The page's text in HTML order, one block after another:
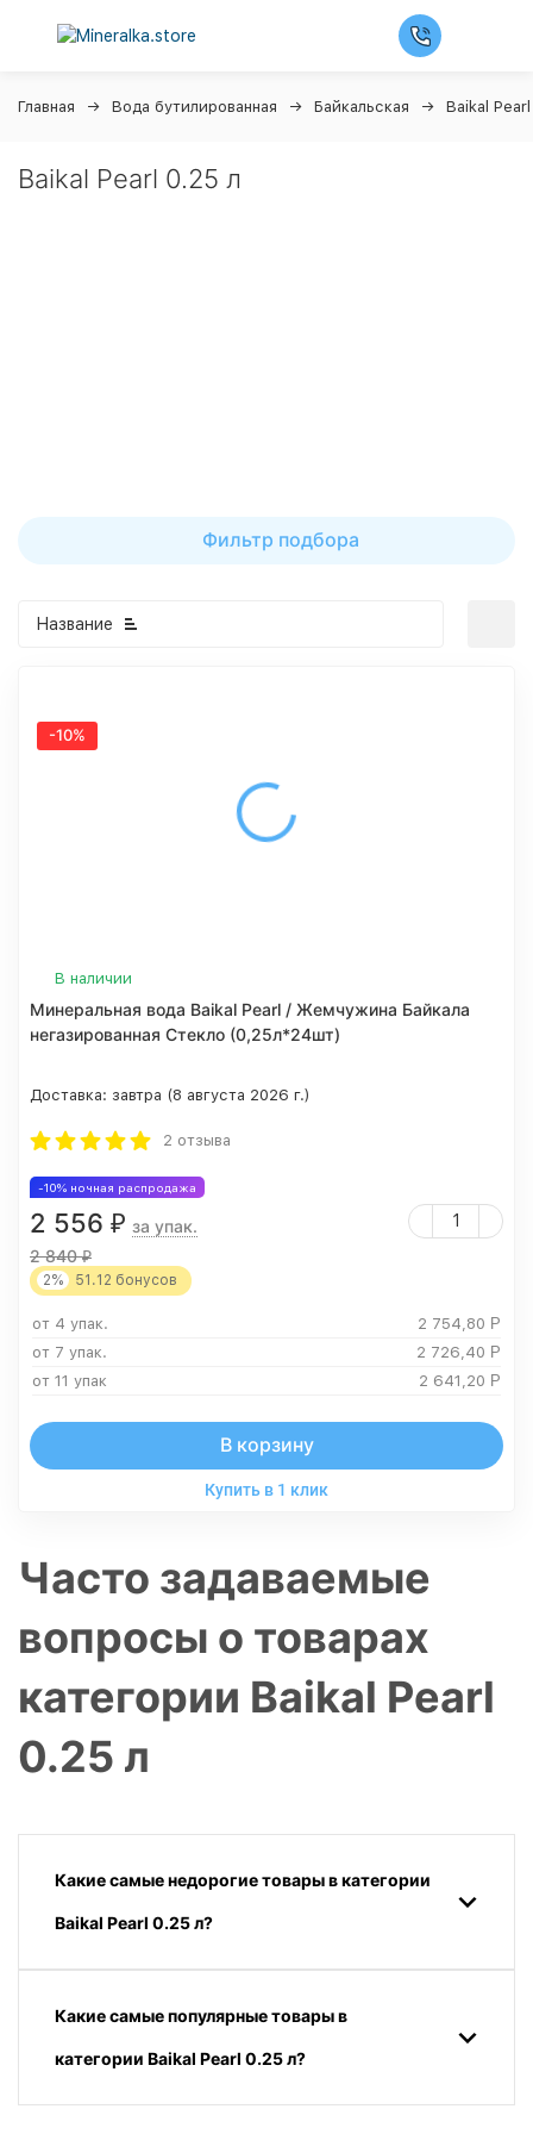
Главная Вода бутилированная Байкальская Baikal Pearl
Baikal Pearl 0.25 л
Фильтр подбора
Название
-10%
В наличии
Минеральная вода Baikal Pearl / Жемчужина Байкала
негазированная Стекло (0,25л*24шт)
Доставка: завтра (8 августа 2026 г.)
2 отзыва
-10% ночная распродажа
2 556 ₽ за упак.
2 840₽
2% 51.12 бонусов
от 4 упак. 2 754,80 Р
от 7 упак.
2 726,40 Р
от 11 упак
2 641,20 Р
В корзину
Купить в 1 клик
Часто задаваемые
вопросы о товарах
категории Baikal Pearl
0.25 л
Какие самые недорогие товары в категории
Baikal Pearl 0.25 л?
Какие самые популярные товары в
категории Baikal Pearl 0.25 л?